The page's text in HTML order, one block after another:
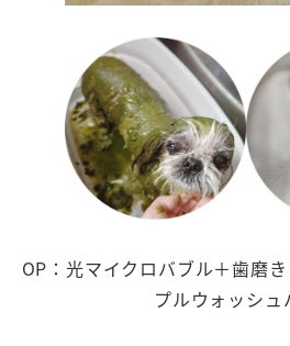
OP：光マイクロバブル＋歯磨
プルウォッシュ